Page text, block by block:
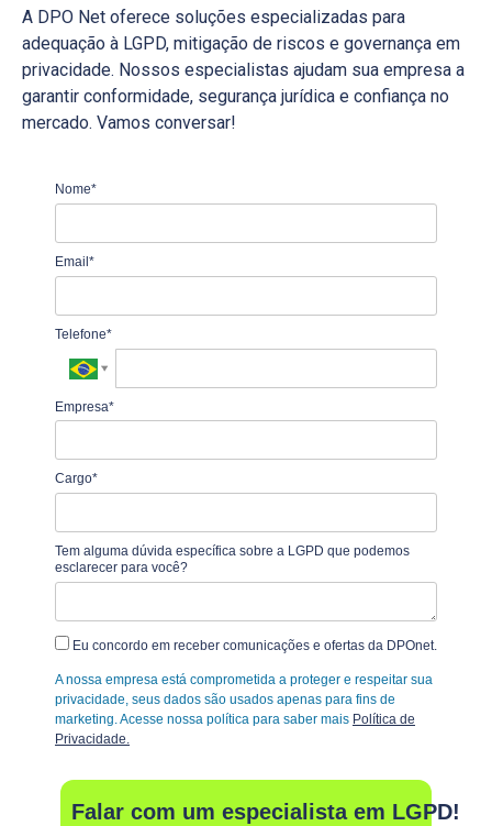
A DPO Net oferece soluções especializadas para
adequação à LGPD, mitigação de riscos e governança em
privacidade. Nossos especialistas ajudam sua empresa a
garantir conformidade, segurança jurídica e confiança no
mercado. Vamos conversar!
Nome*
Email*
Telefone*
Empresa*
Cargo*
Tem alguma dúvida específica sobre a LGPD que podemos
esclarecer para você?
Eu concordo em receber comunicações e ofertas da DPOnet.
A nossa empresa está comprometida a proteger e respeitar sua
privacidade, seus dados são usados apenas para fins de
marketing. Acesse nossa política para saber mais Política de
Privacidade.
Falar com um especialista em LGPD!